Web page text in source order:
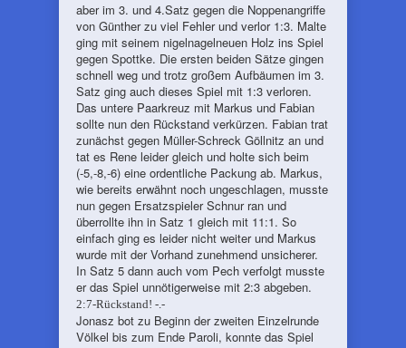
aber im 3. und 4.Satz gegen die Noppenangriffe
von Günther zu viel Fehler und verlor 1:3. Malte
ging mit seinem nigelnagelneuen Holz ins Spiel
gegen Spottke. Die ersten beiden Sätze gingen
schnell weg und trotz großem Aufbäumen im 3.
Satz ging auch dieses Spiel mit 1:3 verloren.
Das untere Paarkreuz mit Markus und Fabian
sollte nun den Rückstand verkürzen. Fabian trat
zunächst gegen Müller-Schreck Göllnitz an und
tat es Rene leider gleich und holte sich beim
(-5,-8,-6) eine ordentliche Packung ab. Markus,
wie bereits erwähnt noch ungeschlagen, musste
nun gegen Ersatzspieler Schnur ran und
überrollte ihn in Satz 1 gleich mit 11:1. So
einfach ging es leider nicht weiter und Markus
wurde mit der Vorhand zunehmend unsicherer.
In Satz 5 dann auch vom Pech verfolgt musste
er das Spiel unnötigerweise mit 2:3 abgeben.
2:7-Rückstand! -.-
Jonasz bot zu Beginn der zweiten Einzelrunde
Völkel bis zum Ende Paroli, konnte das Spiel